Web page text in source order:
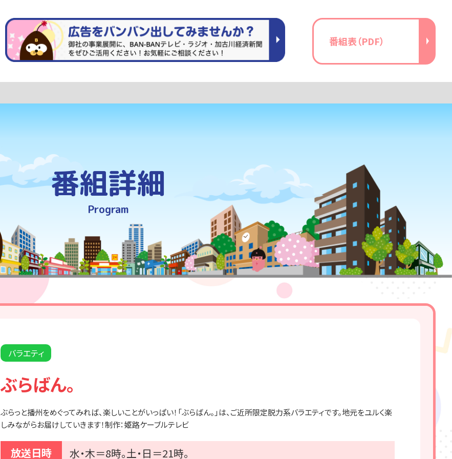
番組表（PDF）
番組詳細
Program
バラエティ
ぶらばん。
ぶらっと播州をめぐってみれば、楽しいことがいっぱい！「ぶらばん。」は、ご近所限定脱力系バラエティです。地元をユルく楽
しみながらお届けしていきます！制作：姫路ケーブルテレビ
放送日時 水・木＝8時。土・日＝21時。